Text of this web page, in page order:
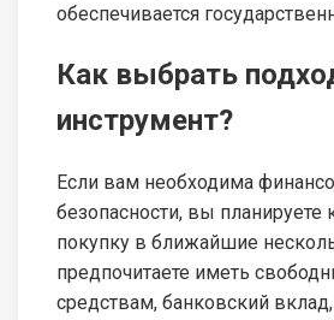
обеспечивается
Как выбрать
инструмент?
Если вам необходима
безопасности, вы планируете
покупку в ближайшие
предпочитаете иметь
средствам, банковский